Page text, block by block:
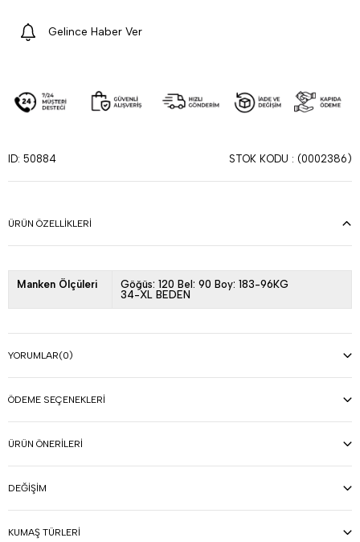
Gelince Haber Ver
ID: 50884 STOK KODU (0002386)
ÜRÜN ÖZELLIKLERI
Manken Ölçüleri
Göğüs: 120 Bel: 90 Boy: 183-96KG
34-XL BEDEN
YORUMLAR(0)
ÖDEME SEÇENEKLERI
ÜRÜN ÖNERILERI
DEĞIŞIM
KUMAŞ TÜRLERI